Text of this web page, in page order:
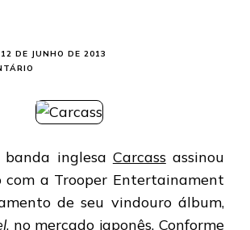
12 DE JUNHO DE 2013
ASSINA
COM
JAPONESA
inglesa Carcassassinou
a Trooper Entertainament
de seu vindouro álbum,
, no mercado japonês. Conforme